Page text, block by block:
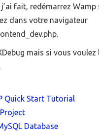
fait, redémarrez Wamp
dans votre navigateur
mais si vous voulez
Quick Start Tutorial
Database